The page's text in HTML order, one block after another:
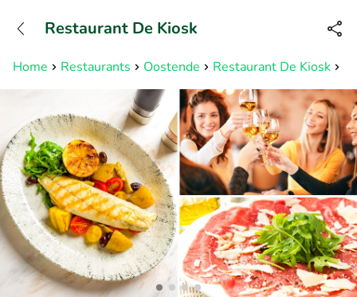
Bereikbaar tot 23:00 uur
Home Restaurants Oostende Restaurant De Kiosk
Restaurant De Kiosk